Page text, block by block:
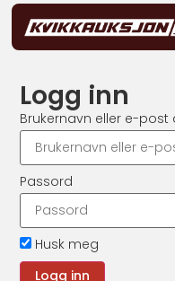
Logg inn
Brukernavn eller e-post
Passord
Husk meg